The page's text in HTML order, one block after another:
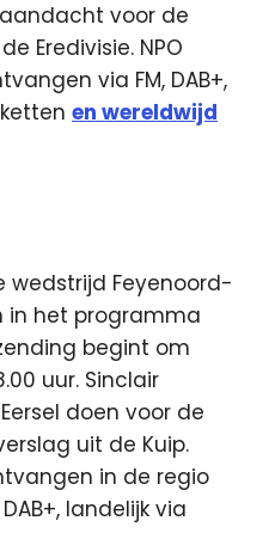
voor de
Eredivisie. NPO
via FM, DAB+,
en wereldwijd
wedstrijd Feyenoord-
in het programma
begint om
uur. Sinclair
doen voor de
uit de Kuip.
in de regio
landelijk via